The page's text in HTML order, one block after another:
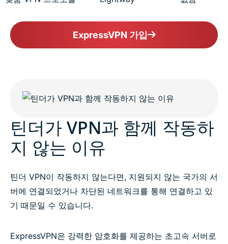
ExpressVPN 가입
틴더가 VPN과 함께 작동하
지 않는 이유
틴더 VPN이 작동하지 않는다면, 지원되지 않는 국가의 서
버에 연결되었거나 차단된 네트워크를 통해 연결하고 있
기 때문일 수 있습니다.
ExpressVPN은 강력한 암호화를 제공하는 초고속 서버로